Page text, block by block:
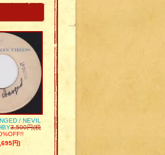
/ NEVIL
3,500円(税
円)